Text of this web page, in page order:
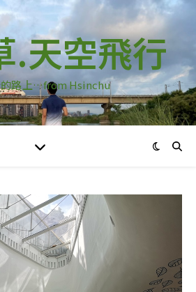
.天空飛行
的路上…from Hsinchu